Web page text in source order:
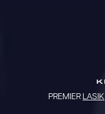
PREMIER LASIK